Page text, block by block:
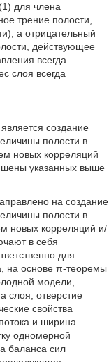
для члена
трение полости,
а отрицательный
действующее
всегда
слоя всегда
создание
полости в
новых корреляций
указанных выше
на создание
полости в
новых корреляций и/
в себя
для
на основе π-теоремы
модели,
слоя, отверстие
свойства
и ширина
одномерной
баланса сил